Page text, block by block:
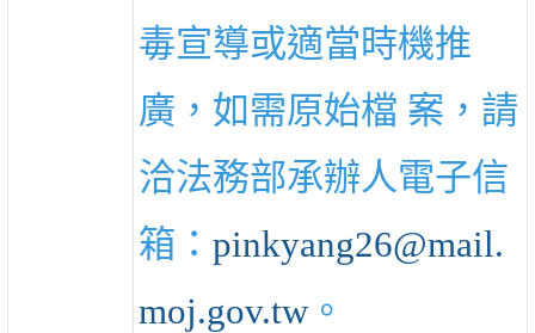
毒宣導或適當時機推
廣，如需原始檔 案，請
洽法務部承辦人電子信
箱：pinkyang26@mail.
moj.gov.tw。